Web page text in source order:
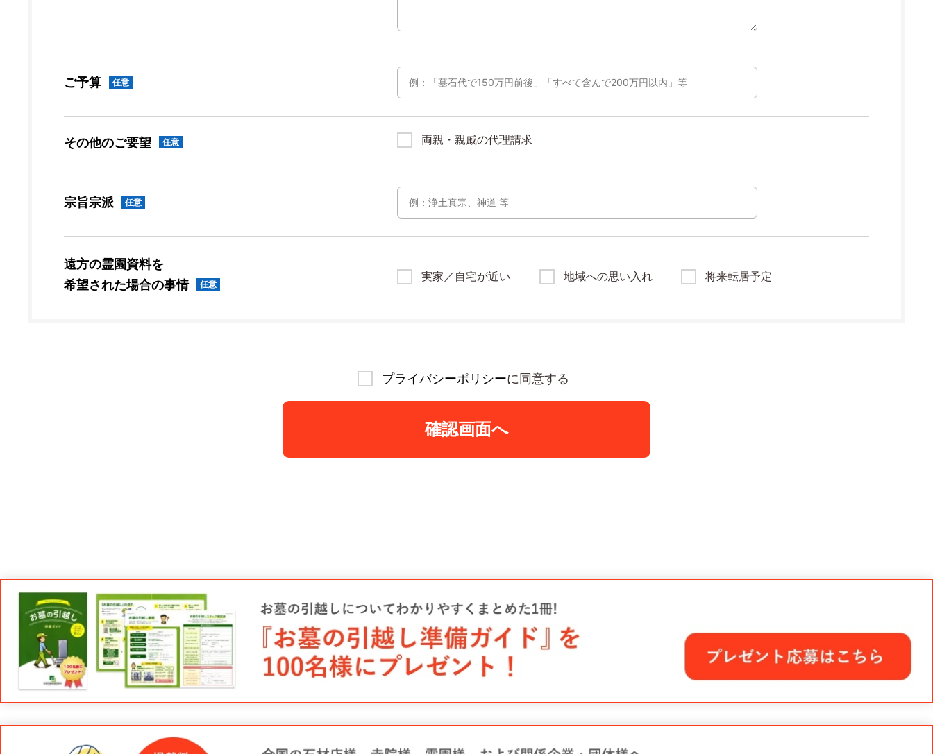
ご予算 任意
その他のご要望 任意 両親・親戚の代理請求
宗旨宗派 任意
遠方の霊園資料を
希望された場合の事情
任意
実家／自宅が近い 地域への思い入れ 将来転居予定
プライバシーポリシーに同意する
確認画面へ